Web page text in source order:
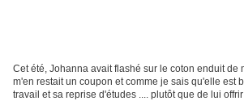
Cet été, Johanna avait flashé sur le coton enduit de
m'en restait un coupon et comme je sais qu'elle est
travail et sa reprise d'études .... plutôt que de lui